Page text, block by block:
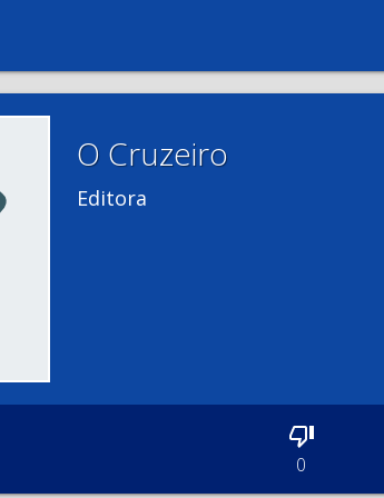
O Cruzeiro
Editora
0